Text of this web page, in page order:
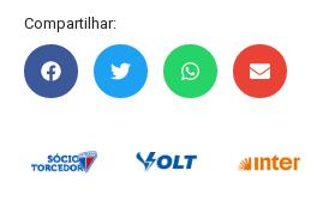
Compartilhar: